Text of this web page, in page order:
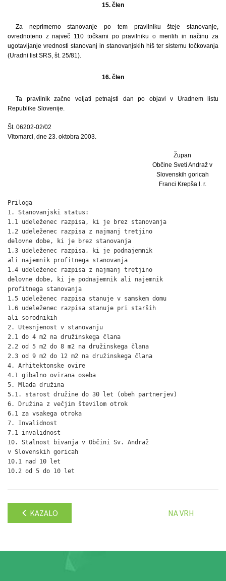
15. člen
Za neprimerno stanovanje po tem pravilniku šteje stanovanje,
ovrednoteno z največ 110 točkami po pravilniku o merilih in načinu za
ugotavljanje vrednosti stanovanj in stanovanjskih hiš ter sistemu točkovanja
(Uradni list SRS, št. 25/81).
16. člen
Ta pravilnik začne veljati petnajsti dan po objavi v Uradnem listu
Republike Slovenije.
Št. 06202-02/02
Vitomarci, dne 23. oktobra 2003.
Župan
Občine Sveti Andraž v
Slovenskih goricah
Franci Krepša l. r.
Priloga
1. Stanovanjski status:
1.1 udeleženec razpisa, ki je brez stanovanja
1.2 udeleženec razpisa z najmanj tretjino
delovne dobe, ki je brez stanovanja
1.3 udeleženec razpisa, ki je podnajemnik
ali najemnik profitnega stanovanja
1.4 udeleženec razpisa z najmanj tretjino
delovne dobe, ki je podnajemnik ali najemnik
profitnega stanovanja
1.5 udeleženec razpisa stanuje v samskem domu
1.6 udeleženec razpisa stanuje pri starših
ali sorodnikih
2. Utesnjenost v stanovanju
2.1 do 4 m2 na družinskega člana
2.2 od 5 m2 do 8 m2 na družinskega člana
2.3 od 9 m2 do 12 m2 na družinskega člana
4. Arhitektonske ovire
4.1 gibalno ovirana oseba
5. Mlada družina
5.1. starost družine do 30 let (obeh partnerjev)
6. Družina z večjim številom otrok
6.1 za vsakega otroka
7. Invalidnost
7.1 invalidnost
10. Stalnost bivanja v Občini Sv. Andraž
v Slovenskih goricah
10.1 nad 10 let
KAZALO NA VRH